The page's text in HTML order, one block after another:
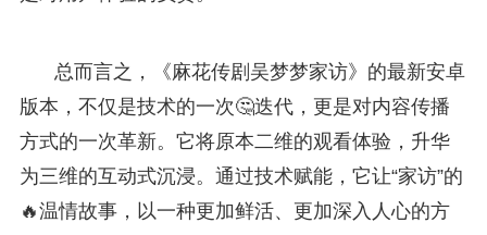
总而言之，《麻花传剧吴梦梦家访》的最新安卓
版本，不仅是技术的一次🤔迭代，更是对内容传播
方式的一次革新。它将原本二维的观看体验，升华
为三维的互动式沉浸。通过技术赋能，它让“家访”的
🔥温情故事，以一种更加鲜活、更加深入人心的方